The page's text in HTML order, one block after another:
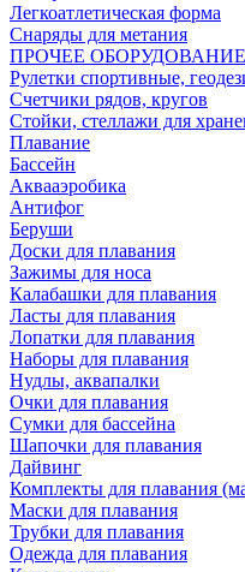
Легкоатлетическая форма
Снаряды для метания
ПРОЧЕЕ ОБОРУДОВАНИЕ
Рулетки спортивные,
Счетчики рядов, кругов
Стойки, стеллажи для
Плавание
Бассейн
Аквааэробика
Антифог
Беруши
Доски для плавания
Зажимы для носа
Калабашки для плавания
Ласты для плавания
Лопатки для плавания
Наборы для плавания
Нудлы, аквапалки
Очки для плавания
Сумки для бассейна
Шапочки для плавания
Дайвинг
Комплекты для плавания
Маски для плавания
Трубки для плавания
Одежда для плавания